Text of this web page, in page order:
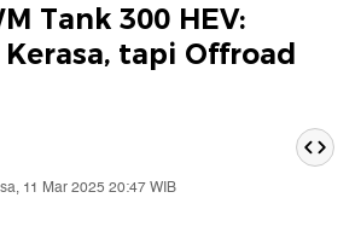
ini
Tank 300 HEV:
tapi Offroad
11 Mar 2025 20:47 WIB